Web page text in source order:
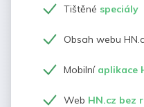
Tištěné speciály
Obsah webu
Mobilní aplikace
Web HN.cz bez